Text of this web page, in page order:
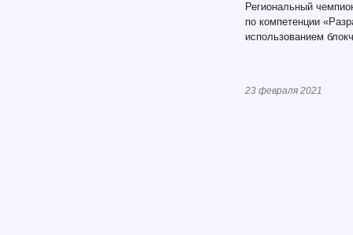
Региональный
по компетенции
использованием
23 февраля 2021